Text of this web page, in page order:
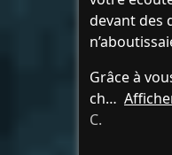
devant des
Grâce à
ch
C.